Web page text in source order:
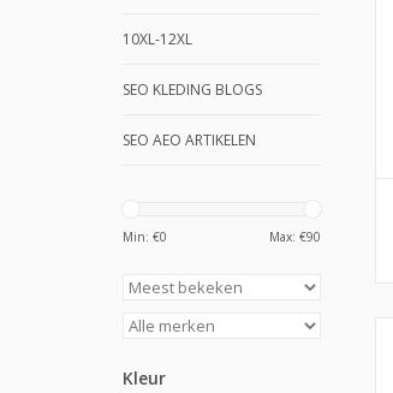
10XL-12XL
SEO KLEDING BLOGS
SEO AEO ARTIKELEN
Min: €0 Max: €90
Kleur